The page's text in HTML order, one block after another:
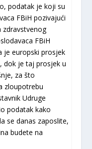
podatak je koji su
FBiH pozivajući
zdravstvenog
FBiH
je europski prosjek
dok je taj prosjek u
za što
zloupotrebu
Udruge
podatak kako
se danas zaposlite,
budete na